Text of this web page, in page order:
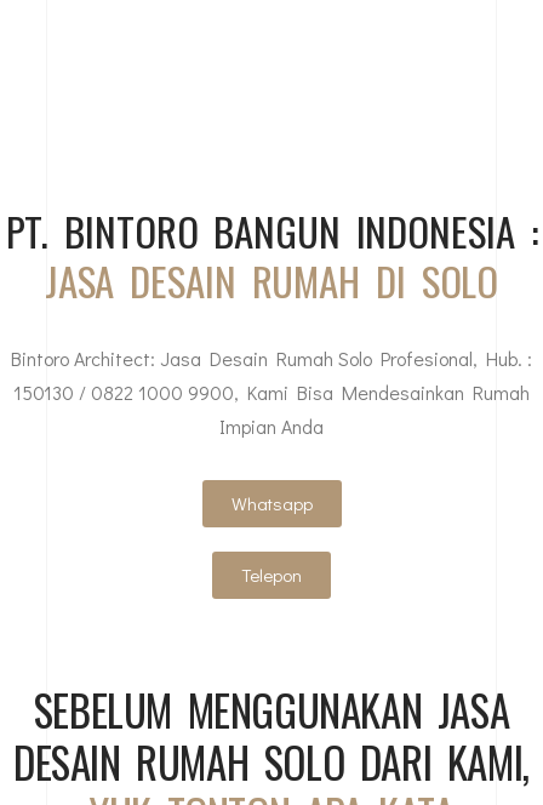
PT. BINTORO BANGUN INDONESIA :
JASA DESAIN RUMAH DI SOLO
Bintoro Architect: Jasa Desain Rumah Solo Profesional, Hub. :
150130 / 0822 1000 9900, Kami Bisa Mendesainkan Rumah
Impian Anda
Whatsapp
Telepon
SEBELUM MENGGUNAKAN JASA
DESAIN RUMAH SOLO DARI KAMI,